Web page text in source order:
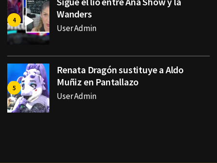
Wanders
User Admin
Renata Dragón sustituye a Aldo
Muñiz en Pantallazo
User Admin